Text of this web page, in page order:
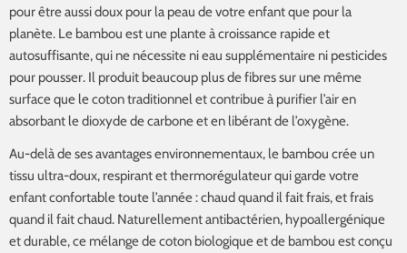
pour être aussi doux pour la peau de votre enfant que pour la
planète. Le bambou est une plante à croissance rapide et
autosuffisante, qui ne nécessite ni eau supplémentaire ni pesticides
pour pousser. Il produit beaucoup plus de fibres sur une même
surface que le coton traditionnel et contribue à purifier l’air en
absorbant le dioxyde de carbone et en libérant de l’oxygène.
Au-delà de ses avantages environnementaux, le bambou crée un
tissu ultra-doux, respirant et thermorégulateur qui garde votre
enfant confortable toute l’année : chaud quand il fait frais, et frais
quand il fait chaud. Naturellement antibactérien, hypoallergénique
et durable, ce mélange de coton biologique et de bambou est conçu